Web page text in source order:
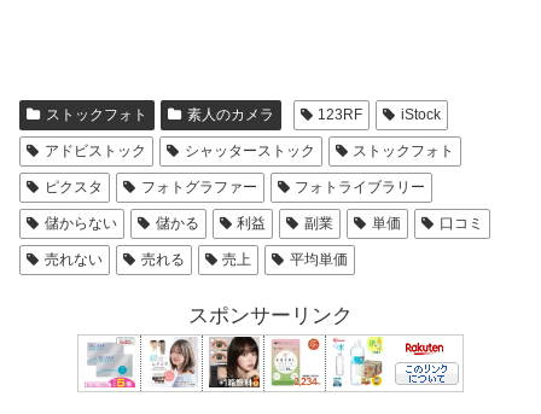
ストックフォト 素人のカメラ 123RF iStock
アドビストック シャッターストック ストックフォト
ピクスタ フォトグラファー フォトライブラリー
儲からない 儲かる 利益 副業 単価 口コミ
売れない 売れる 売上 平均単価
スポンサーリンク